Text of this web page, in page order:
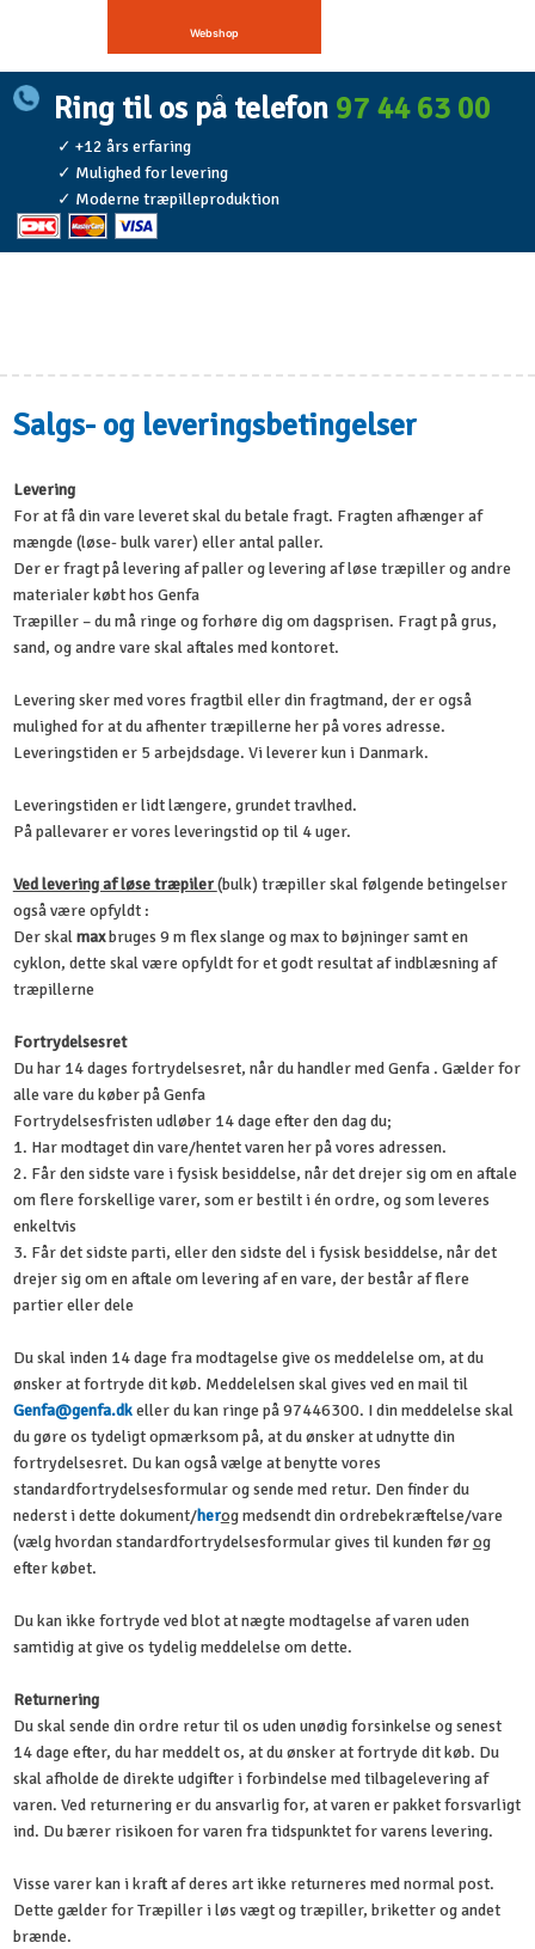
​ Ring til os p​å telefon 97 44 63 00
✓ +12 års erfaring
​✓ Mulighed for levering
​✓ Moderne træpilleproduktion
Webshop
Salgs- og leveringsbetingelser
Levering
For at få din vare leveret skal du betale fragt. Fragten afhænger af
mængde (løse- bulk varer) eller antal paller.
Der er fragt på levering af paller og levering af løse træpiller og andre
materialer købt hos Genfa
Træpiller – du må ringe og forhøre dig om dagsprisen. Fragt på grus,
sand, og andre vare skal aftales med kontoret.
Levering sker med vores fragtbil eller din fragtmand, der er også
mulighed for at du afhenter træpillerne her på vores adresse.
Leveringstiden er 5 arbejdsdage. Vi leverer kun i Danmark.
Leveringstiden er lidt længere, grundet travlhed.
​På pallevarer er vores leveringstid op til 4 uger.
Ved levering af løse træpiler(bulk) træpiller skal følgende betingelser
også være opfyldt :
Der skalmaxbruges 9 m flex slange og max to bøjninger samt en
cyklon, dette skal være opfyldt for et godt resultat af indblæsning af
træpillerne
Fortrydelsesret
Du har 14 dages fortrydelsesret, når du handler med Genfa . Gælder for
alle vare du køber på Genfa
Fortrydelsesfristen udløber 14 dage efter den dag du;
1. Har modtaget din vare/hentet varen her på vores adressen.
2. Får den sidste vare i fysisk besiddelse, når det drejer sig om en aftale
om flere forskellige varer, som er bestilt i én ordre, og som leveres
enkeltvis
3. Får det sidste parti, eller den sidste del i fysisk besiddelse, når det
drejer sig om en aftale om levering af en vare, der består af flere
partier eller dele
Du skal inden 14 dage fra modtagelse give os meddelelse om, at du
ønsker at fortryde dit køb. Meddelelsen skal gives ved en mail til
Genfa@genfa.dkeller du kan ringe på 97446300. I din meddelelse skal
du gøre os tydeligt opmærksom på, at du ønsker at udnytte din
fortrydelsesret. Du kan også vælge at benytte vores
standardfortrydelsesformular og sende med retur. Den finder du
nederst i dette dokument/herogmedsendt din ordrebekræftelse/vare
(vælg hvordan standardfortrydelsesformular gives til kunden førog
efter købet.
Du kan ikke fortryde ved blot at nægte modtagelse af varen uden
samtidig at give os tydelig meddelelse om dette.
Returnering
Du skal sende din ordre retur til os uden unødig forsinkelse og senest
14 dage efter, du har meddelt os, at du ønsker at fortryde dit køb. Du
skal afholde de direkte udgifter i forbindelse med tilbagelevering af
varen. Ved returnering er du ansvarlig for, at varen er pakket forsvarligt
ind. Du bærer risikoen for varen fra tidspunktet for varens levering.
Visse varer kan i kraft af deres art ikke returneres med normal post.
Dette gælder for Træpiller i løs vægt og træpiller, briketter og andet
brænde.